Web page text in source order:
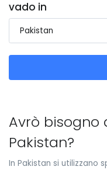
vado in
Avrò
Pakistan?
In Pakistan si utilizzano